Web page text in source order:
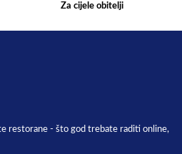
Za cijele obitelji
restorane - što god trebate raditi online,